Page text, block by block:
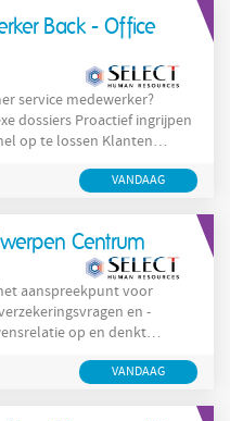
Back - Office
service medewerker?
ingrijpen
lossen Klanten
Behandelen
internationale netwerk voor jouw klanten Mee
VANDAAG
Centrum
aanspreekpunt voor
en -
op en denkt
Je
VANDAAG